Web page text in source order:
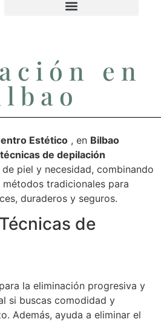
en
Estético , en Bilbao
de depilación
piel y necesidad, combinando
tradicionales para
duraderos y seguros.
de
la eliminación progresiva y
si buscas comodidad y
Además, ayuda a eliminar el